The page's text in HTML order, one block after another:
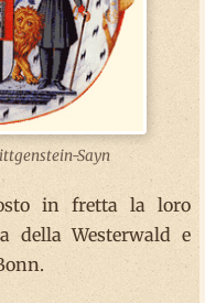
Sayn
in fretta la loro
della Westerwald e